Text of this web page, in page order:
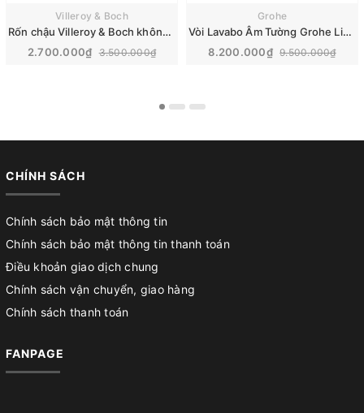
Villeroy & Boch
Rốn chậu Villeroy & Boch không giữ nước | 68080001
2.700.000₫ 3.500.000₫
Grohe
Vòi Lavabo Âm Tường Grohe Lineare | 23444001
8.200.000₫ 9.500.000₫
CHÍNH SÁCH
Chính sách bảo mật thông tin
Chính sách bảo mật thông tin thanh toán
Điều khoản giao dịch chung
Chính sách vận chuyển, giao hàng
Chính sách thanh toán
FANPAGE